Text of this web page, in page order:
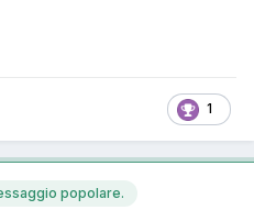
1
popolare.